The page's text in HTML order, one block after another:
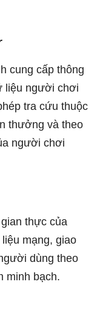
cung cấp thông
liệu người chơi
tra cứu thuộc
thưởng và theo
người chơi
thực của
mạng, giao
dùng theo
minh bạch.